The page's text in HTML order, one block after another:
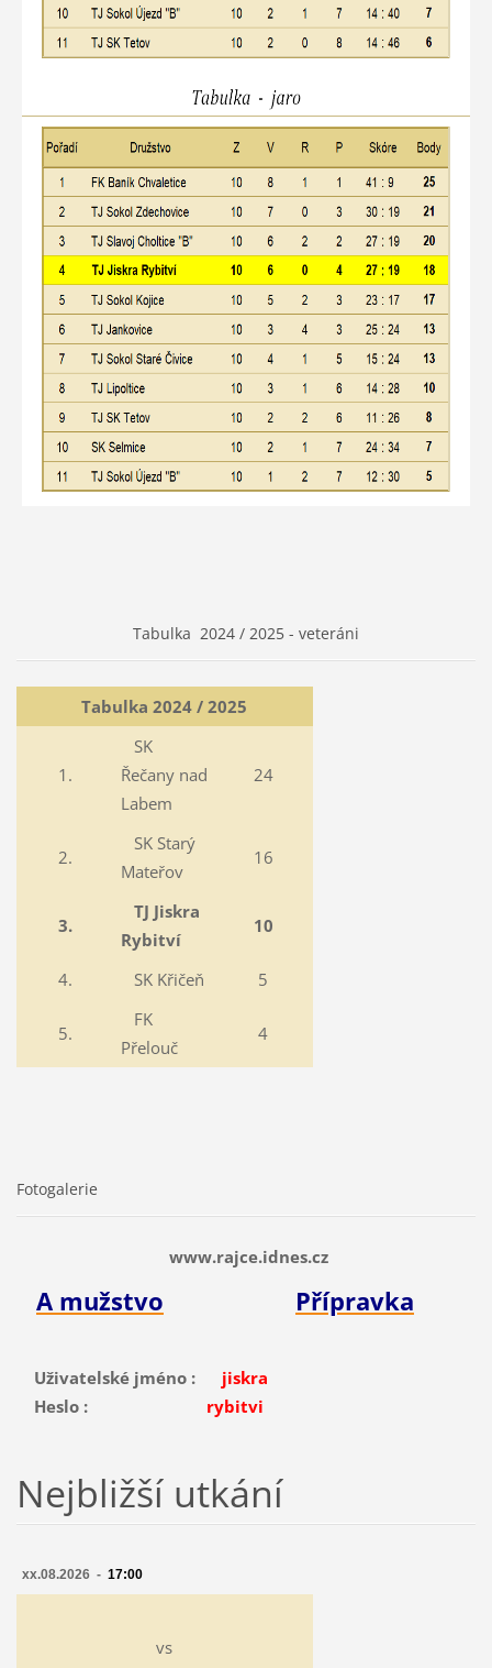
Tabulka 2024 / 2025 - veteráni
Tabulka 2024 / 2025
1.
SK
Řečany nad
Labem
24
2.
SK Starý
Mateřov
16
3.
TJ Jiskra
Rybitví
10
4. SK Křičeň 5
5.
FK
Přelouč
4
Fotogalerie
www.rajce.idnes.cz
A mužstvo Přípravka
Uživatelské jméno : jiskra
Heslo : rybitvi
Nejbližší utkání
xx.08.2026 - 17:00
vs